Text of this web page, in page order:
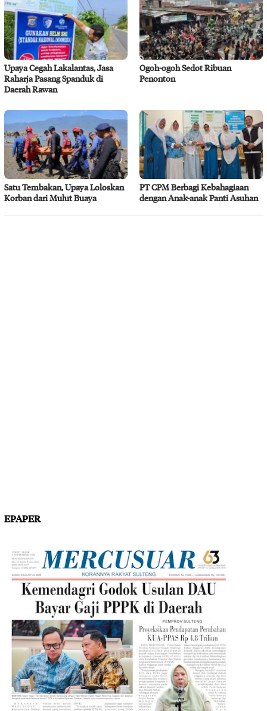
Upaya Cegah Lakalantas, Jasa
Raharja Pasang Spanduk di
Daerah Rawan
Ogoh-ogoh Sedot Ribuan
Penonton
Satu Tembakan, Upaya Loloskan
Korban dari Mulut Buaya
PT CPM Berbagi Kebahagiaan
dengan Anak-anak Panti Asuhan
EPAPER